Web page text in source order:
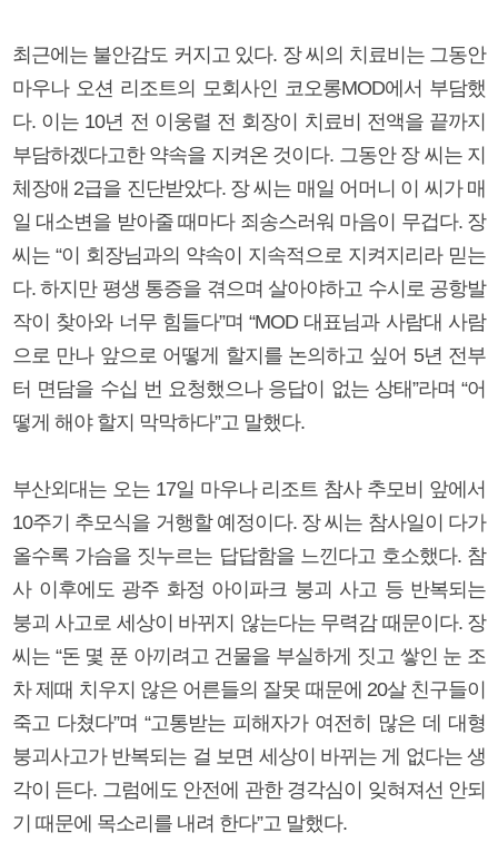
최근에는 불안감도 커지고 있다. 장 씨의 치료비는 그동안
마우나 오션 리조트의 모회사인 코오롱MOD에서 부담했
다. 이는 10년 전 이웅렬 전 회장이 치료비 전액을 끝까지
부담하겠다고한 약속을 지켜온 것이다. 그동안 장 씨는 지
체장애 2급을 진단받았다. 장 씨는 매일 어머니 이 씨가 매
일 대소변을 받아줄 때마다 죄송스러워 마음이 무겁다. 장
씨는 “이 회장님과의 약속이 지속적으로 지켜지리라 믿는
다. 하지만 평생 통증을 겪으며 살아야하고 수시로 공항발
작이 찾아와 너무 힘들다”며 “MOD 대표님과 사람대 사람
으로 만나 앞으로 어떻게 할지를 논의하고 싶어 5년 전부
터 면담을 수십 번 요청했으나 응답이 없는 상태”라며 “어
떻게 해야 할지 막막하다”고 말했다.
부산외대는 오는 17일 마우나 리조트 참사 추모비 앞에서
10주기 추모식을 거행할 예정이다. 장 씨는 참사일이 다가
올수록 가슴을 짓누르는 답답함을 느낀다고 호소했다. 참
사 이후에도 광주 화정 아이파크 붕괴 사고 등 반복되는
붕괴 사고로 세상이 바뀌지 않는다는 무력감 때문이다. 장
씨는 “돈 몇 푼 아끼려고 건물을 부실하게 짓고 쌓인 눈 조
차 제때 치우지 않은 어른들의 잘못 때문에 20살 친구들이
죽고 다쳤다”며 “고통받는 피해자가 여전히 많은 데 대형
붕괴사고가 반복되는 걸 보면 세상이 바뀌는 게 없다는 생
각이 든다. 그럼에도 안전에 관한 경각심이 잊혀져선 안되
기 때문에 목소리를 내려 한다”고 말했다.